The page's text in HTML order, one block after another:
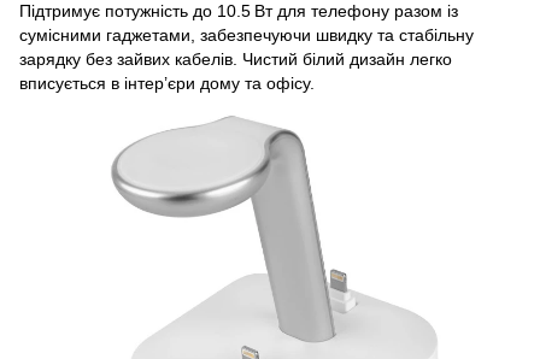
Підтримує потужність до 10.5 Вт для телефону разом із
сумісними гаджетами, забезпечуючи швидку та стабільну
зарядку без зайвих кабелів. Чистий білий дизайн легко
вписується в інтер’єри дому та офісу.